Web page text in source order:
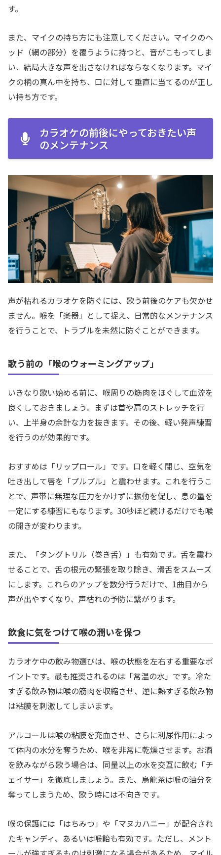
す。
また、マイクの持ち方にも注意してください。マイクのヘ
ッド（網の部分）を覆うように持つと、音がこもってしま
い、結局大きな声を出さなければならなくなります。マイ
クの柄の真ん中を持ち、口に対して垂直に当てるのが正し
い持ち方です。
カラオケの前後にやっておきたい声
のメンテナンス
声が枯れるカラオケを防ぐには、歌う前後のケアも欠かせ
ません。喉を「楽器」として捉え、日常的なメンテナンス
を行うことで、トラブルを未然に防ぐことができます。
歌う前の「喉のウォーミングアップ」
いきなり歌い始める前に、喉周りの筋肉をほぐして血流を
良くしておきましょう。まずは首や肩のストレッチを行
い、上半身の余計な力を抜きます。その後、軽い発声練習
を行うのが効果的です。
おすすめは「リップロール」です。口を軽く閉じ、空気を
吐き出して唇を「プルプル」と震わせます。これを行うこ
とで、声帯に無理な圧力をかけずに振動を促し、息の量を
一定にする練習にもなります。30秒ほど続けるだけでも喉
の開きが変わります。
また、「タングトリル（巻き舌）」も有効です。舌を震わ
せることで、舌の根元の緊張を取り除き、滑舌をスムーズ
にします。これらのアップを数分行うだけで、1曲目から
声が出やすくなり、声枯れの予防に繋がります。
飲食に気をつけて喉の潤いを保つ
カラオケ中の飲み物選びは、喉の状態を左右する重要なポ
イントです。最も推奨されるのは「常温の水」です。冷た
すぎる飲み物は喉の筋肉を収縮させ、逆に熱すぎる飲み物
は粘膜を刺激してしまいます。
アルコールは喉の粘膜を充血させ、さらに利尿作用によっ
て体内の水分を奪うため、喉を非常に乾燥させます。お酒
を飲みながら歌う場合は、同量以上の水を交互に飲む「チ
ェイサー」を徹底しましょう。また、烏龍茶は喉の油分を
奪ってしまうため、歌う時には不向きです。
喉の保護には「はちみつ」や「マヌカハニー」が配合され
たキャンディ、あるいは喉飴も有効です。ただし、メント